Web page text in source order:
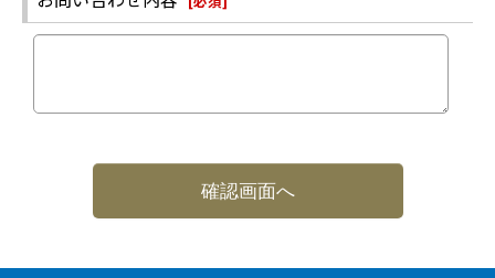
確認画面へ